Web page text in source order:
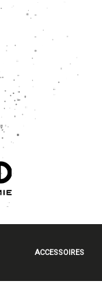
ACCESSOIRES